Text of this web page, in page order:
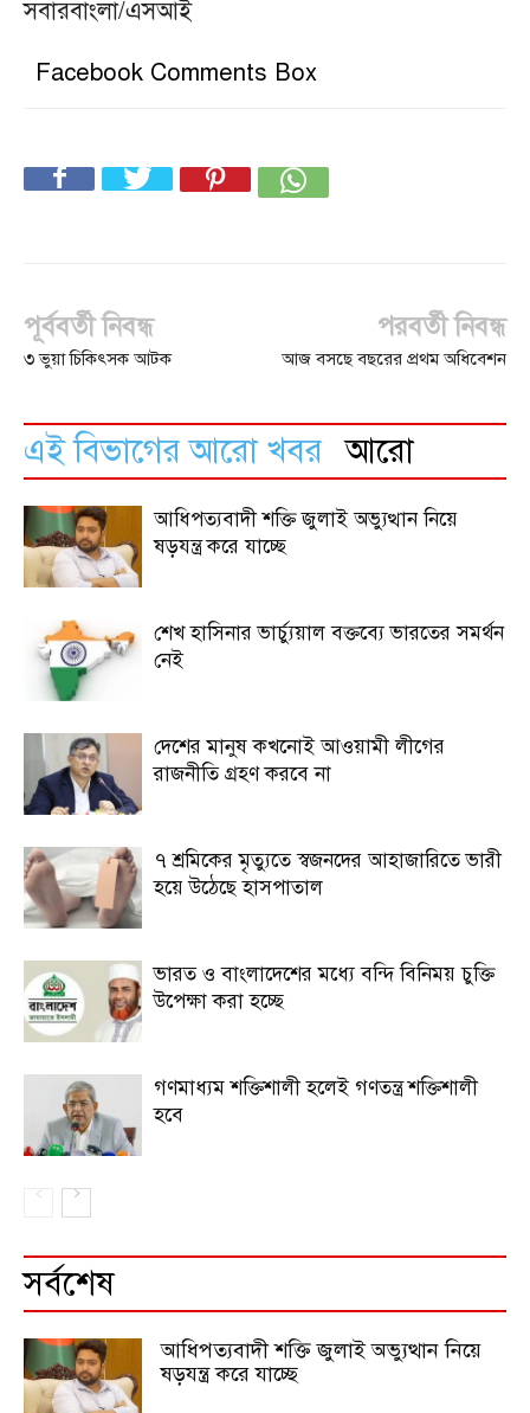
সবারবাংলা/এসআই
Facebook Comments Box
পূর্ববর্তী নিবন্ধ
৩ ভুয়া চিকিৎসক আটক
পরবর্তী নিবন্ধ
আজ বসছে বছরের প্রথম অধিবেশন
এই বিভাগের আরো খবর আরো
আধিপত্যবাদী শক্তি জুলাই অভ্যুত্থান নিয়ে
ষড়যন্ত্র করে যাচ্ছে
শেখ হাসিনার ভার্চ্যুয়াল বক্তব্যে ভারতের সমর্থন
নেই
দেশের মানুষ কখনোই আওয়ামী লীগের
রাজনীতি গ্রহণ করবে না
৭ শ্রমিকের মৃত্যুতে স্বজনদের আহাজারিতে ভারী
হয়ে উঠেছে হাসপাতাল
ভারত ও বাংলাদেশের মধ্যে বন্দি বিনিময় চুক্তি
উপেক্ষা করা হচ্ছে
গণমাধ্যম শক্তিশালী হলেই গণতন্ত্র শক্তিশালী
হবে
সর্বশেষ
আধিপত্যবাদী শক্তি জুলাই অভ্যুত্থান নিয়ে
ষড়যন্ত্র করে যাচ্ছে